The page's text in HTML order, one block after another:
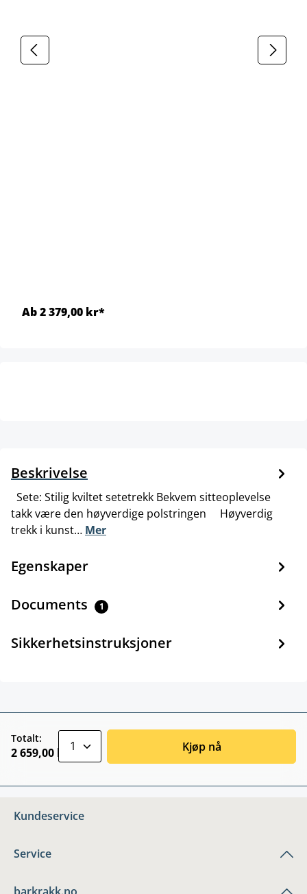
Ab 2 379,00 kr*
Beskrivelse
Sete: Stilig kviltet setetrekk Bekvem sitteoplevelse
takk være den høyverdige polstringen Høyverdig
trekk i kunst… Mer
Egenskaper
Documents 1
Sikkerhetsinstruksjoner
Totalt:
2 659,00 kr Kjøp nå
Kundeservice
Service